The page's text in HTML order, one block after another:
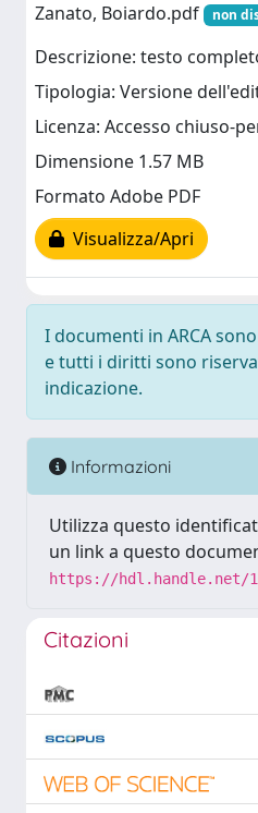
Zanato, Boiardo.pdf
non
Descrizione: testo
Tipologia: Versione
Licenza: Accesso chiuso-
Dimensione 1.57 MB
Formato Adobe PDF
Visualizza/Apri
I documenti in ARCA
e tutti i diritti sono
indicazione.
Informazioni
Utilizza questo
un link a questo
https://hdl.handle.net/
Citazioni